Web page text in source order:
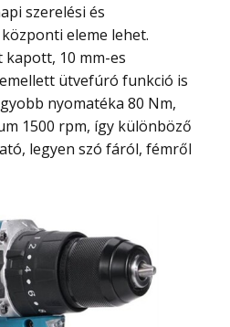
eleme lehet.
kapott, 10 mm-es
ütvefúró funkció is
nyomatéka 80 Nm,
1500 rpm, így különböző
legyen szó fáról, fémről